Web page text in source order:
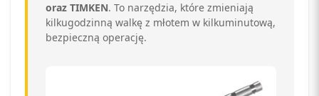
oraz TIMKEN. To narzędzia, które zmieniają
kilkugodzinną walkę z młotem w kilkuminutową,
bezpieczną operację.